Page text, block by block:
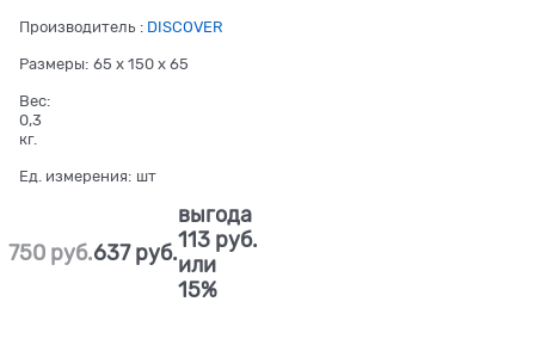
Производитель : DISCOVER
Размеры: 65 x 150 x 65
Вес:
0,3
кг.
Ед. измерения: шт
750 руб.637 руб.
выгода
113 руб.
или
15%